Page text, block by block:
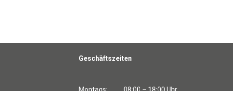
Geschäftszeiten